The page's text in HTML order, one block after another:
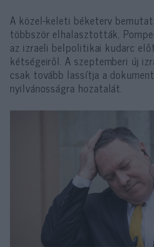
A közel-keleti béketerv
többször elhalasztották,
az izraeli belpolitikai kudarc
kétségeiről. A szeptemberi új
csak tovább lassítja a
nyilvánosságra hozatalát.